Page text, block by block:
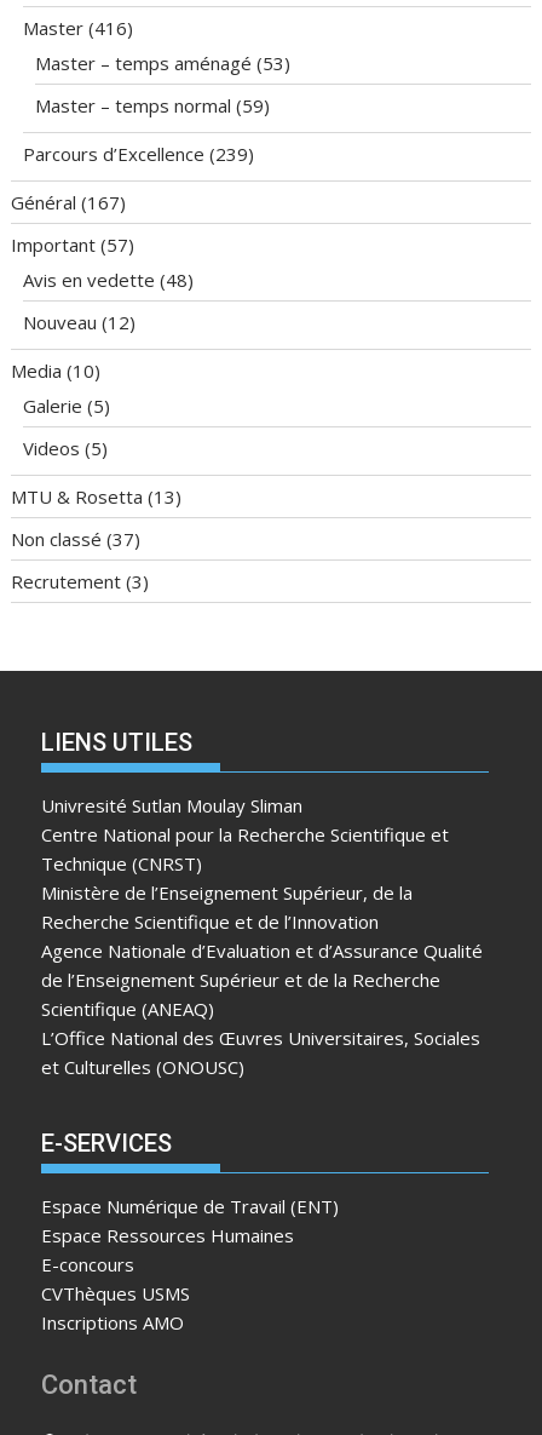
Master (416)
Master – temps aménagé (53)
Master – temps normal (59)
Parcours d’Excellence (239)
Général (167)
Important (57)
Avis en vedette (48)
Nouveau (12)
Media (10)
Galerie (5)
Videos (5)
MTU & Rosetta (13)
Non classé (37)
Recrutement (3)
LIENS UTILES
Univresité Sutlan Moulay Sliman
Centre National pour la Recherche Scientifique et
Technique (CNRST)
Ministère de l’Enseignement Supérieur, de la
Recherche Scientifique et de l’Innovation
Agence Nationale d’Evaluation et d’Assurance Qualité
de l’Enseignement Supérieur et de la Recherche
Scientifique (ANEAQ)
L’Office National des Œuvres Universitaires, Sociales
et Culturelles (ONOUSC)
E-SERVICES
Espace Numérique de Travail (ENT)
Espace Ressources Humaines
E-concours
CVThèques USMS
Inscriptions AMO
Contact